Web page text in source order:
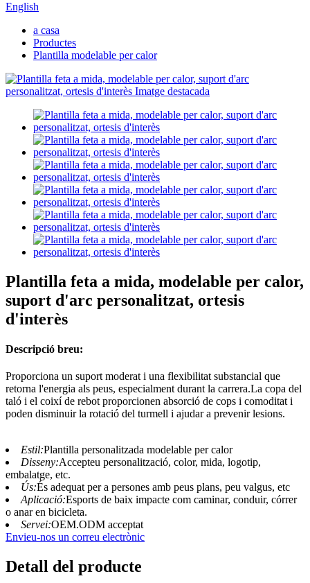
English
a casa
Productes
Plantilla modelable per calor
Plantilla feta a mida, modelable per calor,
suport d'arc personalitzat, ortesis
d'interès
Descripció breu:
Proporciona un suport moderat i una flexibilitat substancial que
retorna l'energia als peus, especialment durant la carrera.La copa del
taló i el coixí de rebot proporcionen absorció de cops i comoditat i
poden disminuir la rotació del turmell i ajudar a prevenir lesions.
Estil:Plantilla personalitzada modelable per calor
Disseny:Accepteu personalització, color, mida, logotip,
embalatge, etc.
Ús:És adequat per a persones amb peus plans, peu valgus, etc
Aplicació:Esports de baix impacte com caminar, conduir, córrer
o anar en bicicleta.
Servei:OEM.ODM acceptat
Envieu-nos un correu electrònic
Detall del producte